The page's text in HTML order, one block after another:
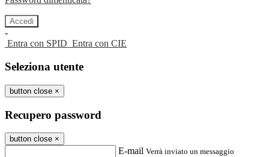
-
Entra con SPID Entra con CIE
Seleziona utente
button close ×
Recupero password
button close ×
E-mail Verrà inviato un messaggio